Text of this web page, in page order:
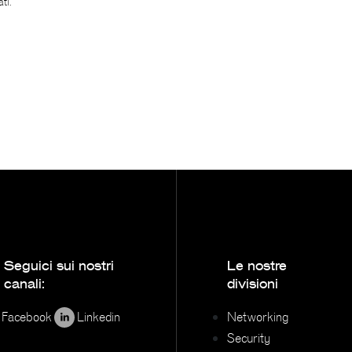
Seguici sui nostri
canali:
Facebook Linkedin
Le nostre
divisioni
Networking
Security